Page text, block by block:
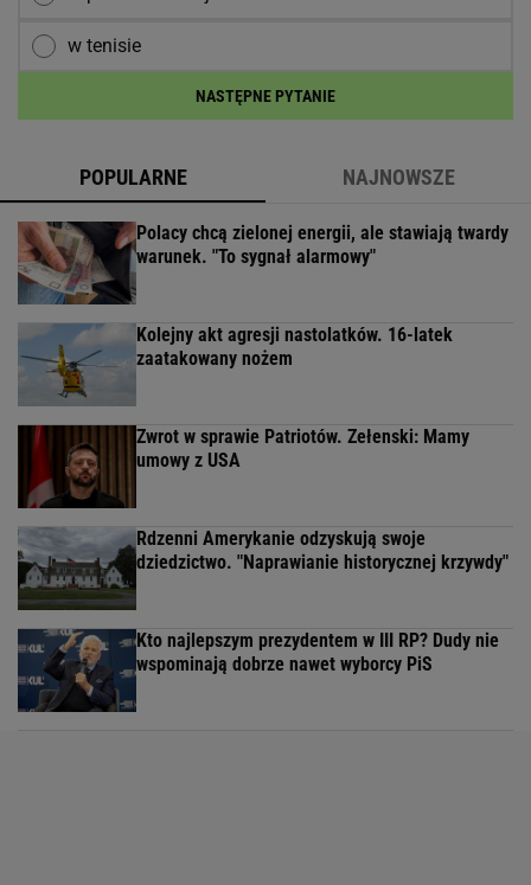
w tenisie
NASTĘPNE PYTANIE
POPULARNE NAJNOWSZE
Polacy chcą zielonej energii, ale stawiają twardy
warunek. "To sygnał alarmowy"
Kolejny akt agresji nastolatków. 16-latek
zaatakowany nożem
Zwrot w sprawie Patriotów. Zełenski: Mamy
umowy z USA
Rdzenni Amerykanie odzyskują swoje
dziedzictwo. "Naprawianie historycznej krzywdy"
Kto najlepszym prezydentem w III RP? Dudy nie
wspominają dobrze nawet wyborcy PiS